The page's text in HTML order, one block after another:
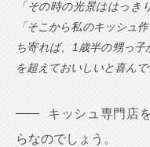
「その時の光景ははっき
「そこから私のキッシュ
ち寄れば、1歳半の甥っ
を超えておいしいと喜んで
キッシュ専門店
らなのでしょう。